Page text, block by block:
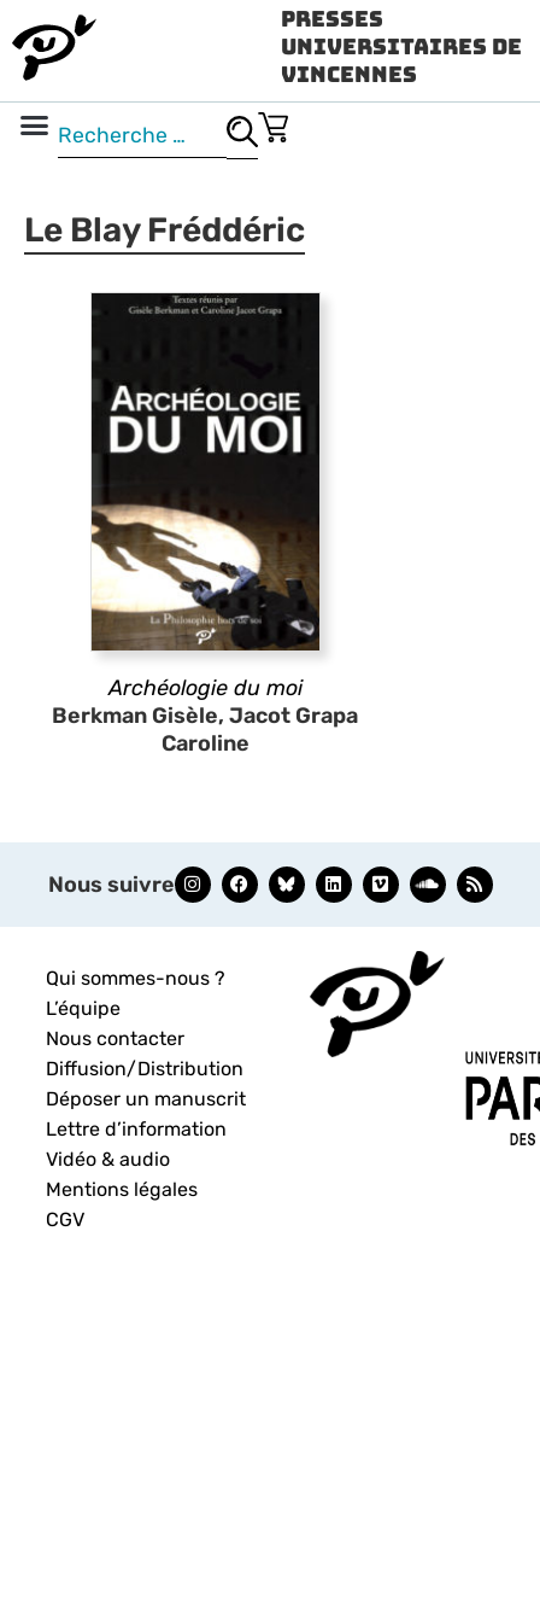
Presses
Universitaires de
Vincennes
Le Blay Fréddéric
Archéologie du moi
Berkman Gisèle, Jacot Grapa
Caroline
Nous suivre
Qui sommes-nous ?
L’équipe
Nous contacter
Diffusion/Distribution
Déposer un manuscrit
Lettre d’information
Vidéo & audio
Mentions légales
CGV